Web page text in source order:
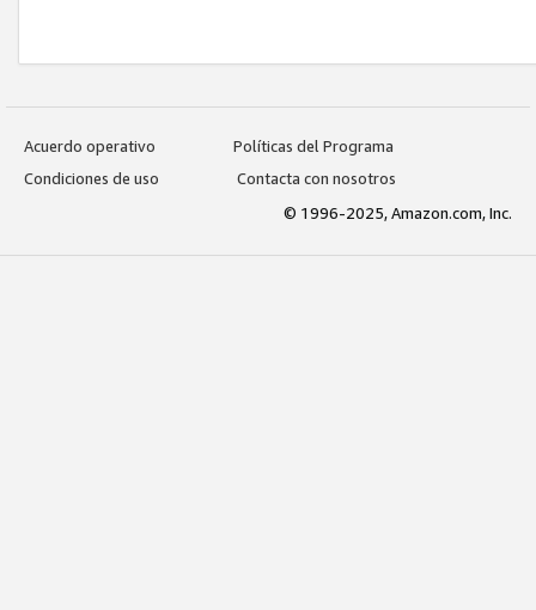
Acuerdo operativo
Políticas del Programa
Condiciones de uso
Contacta con nosotros
© 1996-2025, Amazon.com, Inc.